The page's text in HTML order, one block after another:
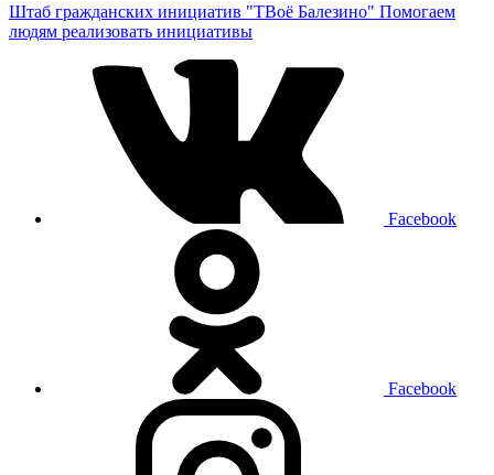
Штаб гражданских инициатив "ТВоё Балезино" Помогаем
людям реализовать инициативы
Facebook
Facebook